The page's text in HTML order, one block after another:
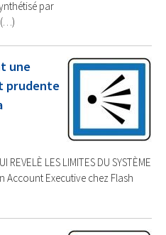
par
(…)
une
prudente
REVELÈ LES LIMITES DU SYSTÈME
Account Executive chez Flash